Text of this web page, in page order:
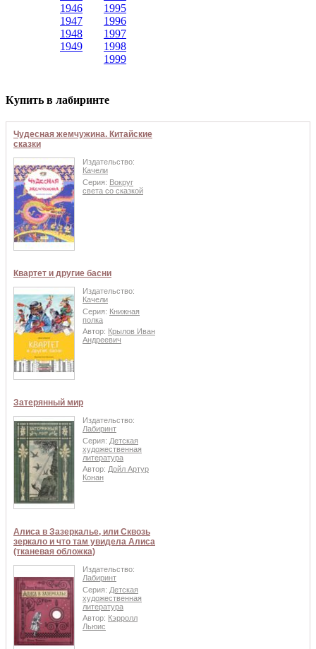
1946
1947
1948
1949
1995
1996
1997
1998
1999
Купить в лабиринте
Чудесная жемчужина. Китайские
сказки
Издательство:
Качели
Серия: Вокруг
света со сказкой
Квартет и другие басни
Издательство:
Качели
Серия: Книжная
полка
Автор: Крылов Иван
Андреевич
Затерянный мир
Издательство:
Лабиринт
Серия: Детская
художественная
литература
Автор: Дойл Артур
Конан
Алиса в Зазеркалье, или Сквозь
зеркало и что там увидела Алиса
(тканевая обложка)
Издательство:
Лабиринт
Серия: Детская
художественная
литература
Автор: Кэрролл
Льюис